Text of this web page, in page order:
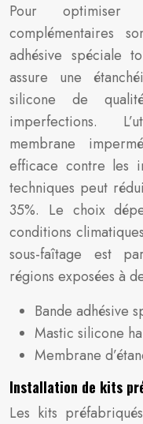
Pour optimiser
complémentaires
adhésive spéciale
assure une
silicone de
imperfections.
membrane
efficace contre les
techniques peut
35%. Le choix
conditions
sous-faîtage est
régions exposées à
Bande adhésive
Mastic silicone
Membrane
Installation de kits
Les kits